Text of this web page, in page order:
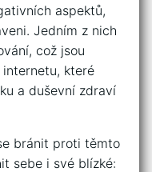
aspektů,
Jedním z nich
což jsou
které
a duševní zdraví
bránit proti těmto
sebe i své blízké: